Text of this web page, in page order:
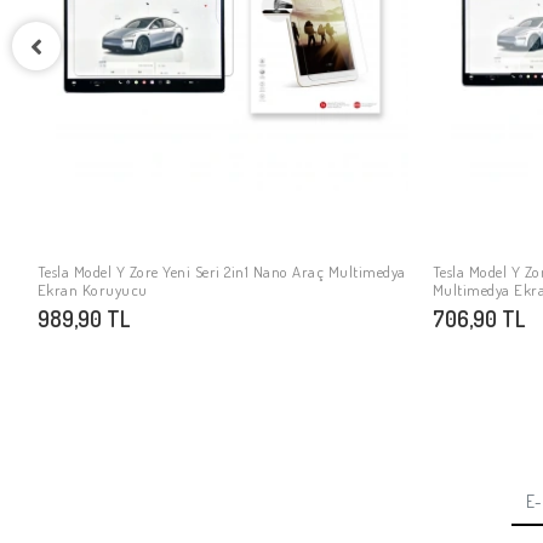
SEPETE EKLE
Tesla Model Y Zore Yeni Seri 2in1 Nano Araç Multimedya
Ekran Koruyucu
989,90 TL
Tesla Model Y
Multimedya
706,90 TL